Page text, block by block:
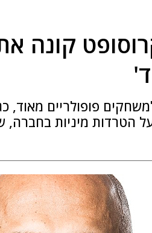
קונה את
הטרדות מיניות בחברה,